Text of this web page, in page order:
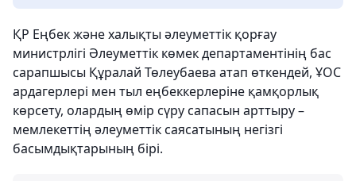
ҚР Еңбек және халықты әлеуметтік қорғау
министрлігі Әлеуметтік көмек департаментінің бас
сарапшысы Құралай Төлеубаева атап өткендей, ҰОС
ардагерлері мен тыл еңбеккерлеріне қамқорлық
көрсету, олардың өмір сүру сапасын арттыру –
мемлекеттің әлеуметтік саясатының негізгі
басымдықтарының бірі.